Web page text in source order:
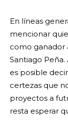
En líneas
mencionar
como ganador
Santiago Peña.
es posible
certezas que
proyectos a
resta esperar